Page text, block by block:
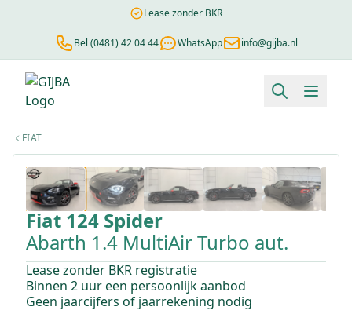
Lease zonder BKR
Bel (0481) 42 04 44 WhatsApp info@gijba.nl
Financial lease berekenen
FIAT
Fiat124 Spider
Abarth 1.4 MultiAir Turbo aut.
Lease zonder BKR registratie
Binnen 2 uur een persoonlijk aanbod
Geen jaarcijfers of jaarrekening nodig